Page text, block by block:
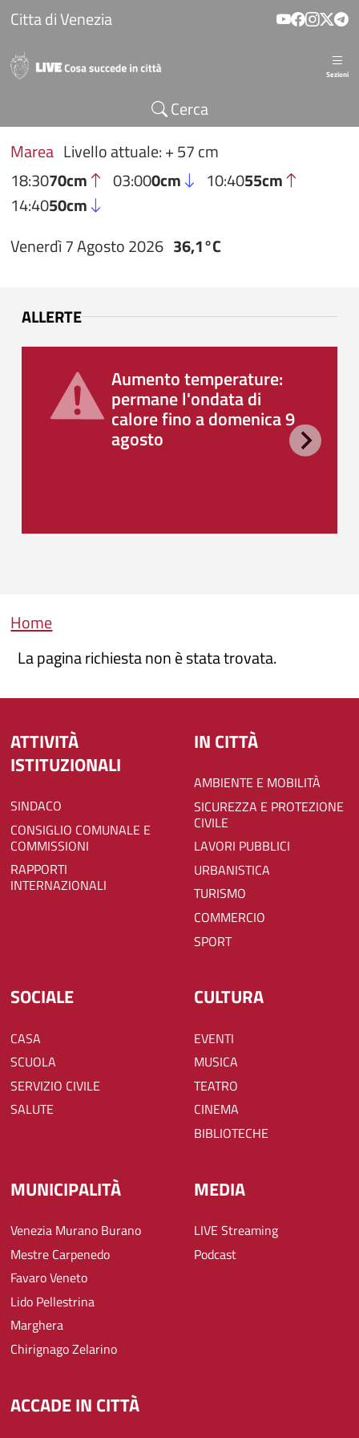
Salta al contenuto principale
Citta di Venezia
Sezioni
Cerca
Marea Livello attuale: + 57 cm
18:3070cm 03:000cm 10:4055cm
14:4050cm
Venerdì 7 Agosto 2026 36,1°C
ALLERTE
Aumento temperature:
permane l'ondata di
calore fino a domenica 9
agosto
Briciole di pane
Home
La pagina richiesta non è stata trovata.
ATTIVITÀ
ISTITUZIONALI
SINDACO
CONSIGLIO COMUNALE E
COMMISSIONI
RAPPORTI
INTERNAZIONALI
IN CITTÀ
AMBIENTE E MOBILITÀ
SICUREZZA E PROTEZIONE
CIVILE
LAVORI PUBBLICI
URBANISTICA
TURISMO
COMMERCIO
SPORT
SOCIALE
CASA
SCUOLA
SERVIZIO CIVILE
SALUTE
CULTURA
EVENTI
MUSICA
TEATRO
CINEMA
BIBLIOTECHE
MUNICIPALITÀ
Venezia Murano Burano
Mestre Carpenedo
Favaro Veneto
Lido Pellestrina
Marghera
Chirignago Zelarino
MEDIA
LIVE Streaming
Podcast
ACCADE IN CITTÀ